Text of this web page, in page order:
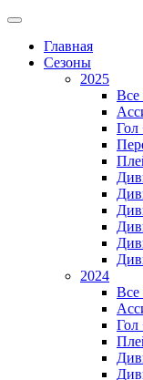
Главная
Сезоны
2025
Все
Гол
2024
Все
Гол